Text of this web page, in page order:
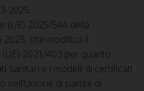
2025
(UE) 2025/544 della
che modifica il
2021/403 per quanto
sanitari e i modelli di certificati
nell’Unione di partite di